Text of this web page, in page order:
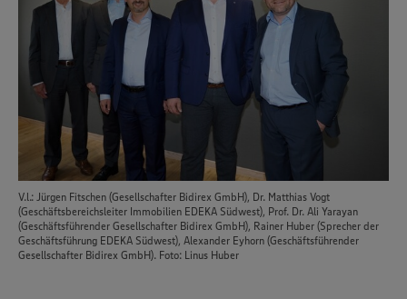
V.l.: Jürgen Fitschen (Gesellschafter Bidirex GmbH), Dr. Matthias Vogt
(Geschäftsbereichsleiter Immobilien EDEKA Südwest), Prof. Dr. Ali Yarayan
(Geschäftsführender Gesellschafter Bidirex GmbH), Rainer Huber (Sprecher der
Geschäftsführung EDEKA Südwest), Alexander Eyhorn (Geschäftsführender
Gesellschafter Bidirex GmbH). Foto: Linus Huber